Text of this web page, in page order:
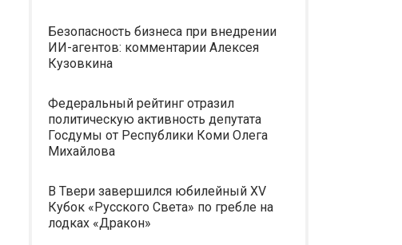
Безопасность бизнеса при внедрении
ИИ-агентов: комментарии Алексея
Кузовкина
Федеральный рейтинг отразил
политическую активность депутата
Госдумы от Республики Коми Олега
Михайлова
В Твери завершился юбилейный XV
Кубок «Русского Света» по гребле на
лодках «Дракон»